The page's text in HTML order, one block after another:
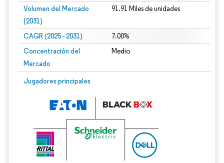
Volumen del Mercado
(2031)
91.91 Miles de unidades
CAGR (2025 - 2031) 7.00%
Concentración del
Mercado
Medio
Jugadores principales